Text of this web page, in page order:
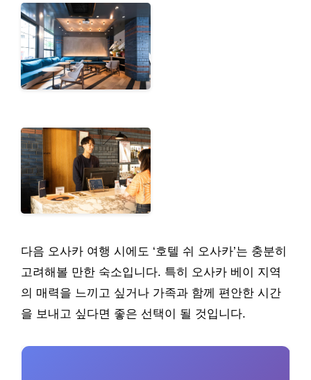
다음 오사카 여행 시에도 ‘호텔 쉬 오사카’는 충분히
고려해볼 만한 숙소입니다. 특히 오사카 베이 지역
의 매력을 느끼고 싶거나 가족과 함께 편안한 시간
을 보내고 싶다면 좋은 선택이 될 것입니다.